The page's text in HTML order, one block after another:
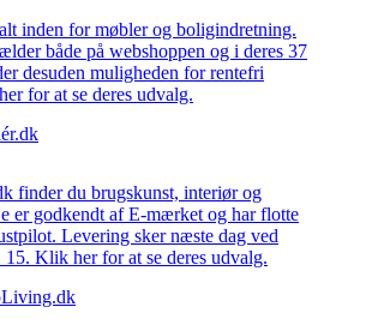
inden for møbler og boligindretning.
både på webshoppen og i deres 37
desuden muligheden for rentefri
for at se deres udvalg.
finder du brugskunst, interiør og
er godkendt af E-mærket og har flotte
Levering sker næste dag ved
Klik her for at se deres udvalg.